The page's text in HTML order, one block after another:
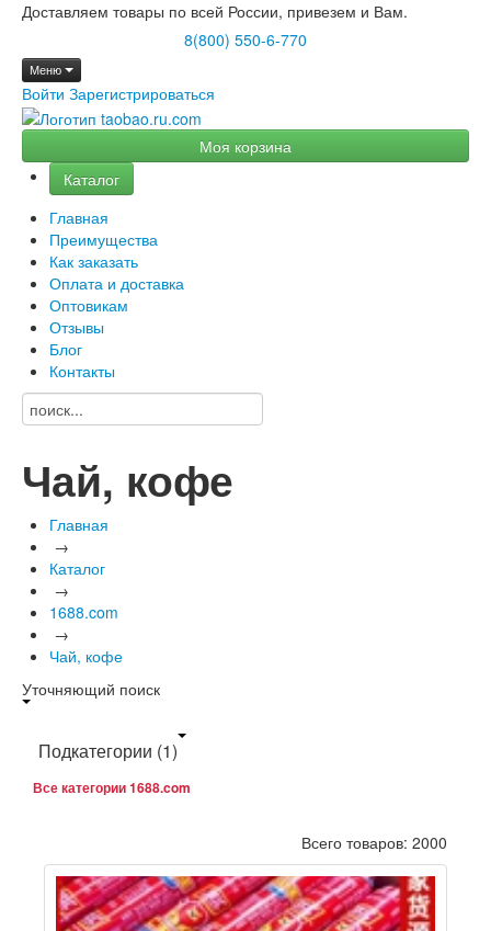
Доставляем товары по всей России, привезем и Вам.
8(800) 550-6-770
Меню
Войти Зарегистрироваться
Моя корзина
Каталог
Главная
Преимущества
Как заказать
Оплата и доставка
Оптовикам
Отзывы
Блог
Контакты
Чай, кофе
Главная
→
Каталог
→
1688.com
→
Чай, кофе
Уточняющий поиск
Подкатегории (1)
Все категории 1688.com
Всего товаров: 2000